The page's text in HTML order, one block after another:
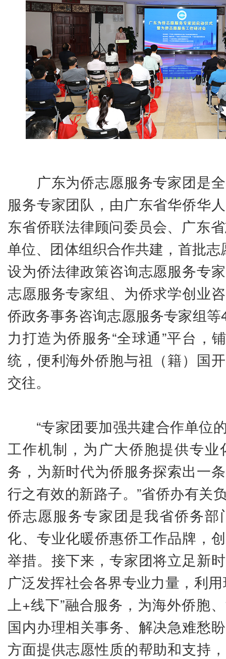
广东为侨志愿服务专家团是全
服务专家团队，由广东省华侨华
东省侨联法律顾问委员会、广东
单位、团体组织合作共建，首批
设为侨法律政策咨询志愿服务专
志愿服务专家组、为侨求学创业
侨政务事务咨询志愿服务专家组
力打造为侨服务“全球通”平台，
统，便利海外侨胞与祖（籍）国
交往。
“专家团要加强共建合作单位
工作机制，为广大侨胞提供专
务，为新时代为侨服务探索出一
行之有效的新路子。”省侨办有关
侨志愿服务专家团是我省侨务
化、专业化暖侨惠侨工作品牌，
举措。接下来，专家团将立足新
广泛发挥社会各界专业力量，利
上+线下”融合服务，为海外侨胞
国内办理相关事务、解决急难愁
方面提供志愿性质的帮助和支持